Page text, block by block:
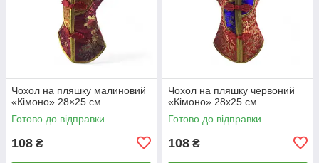
Чохол на пляшку малиновий
«Кімоно» 28×25 см
Готово до відправки
108 ₴
Чохол на пляшку червоний
«Кімоно» 28х25 см
Готово до відправки
108 ₴